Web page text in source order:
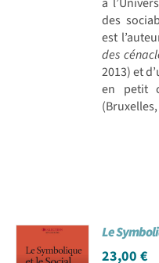
des
est
des
2013) et
en petit
Le
23,00€